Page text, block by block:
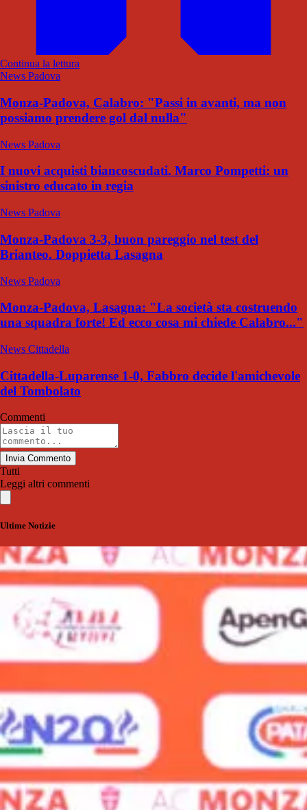
Continua la lettura
News Padova
Monza-Padova, Calabro: "Passi in avanti, ma non
possiamo prendere gol dal nulla"
News Padova
I nuovi acquisti biancoscudati. Marco Pompetti: un
sinistro educato in regia
News Padova
Monza-Padova 3-3, buon pareggio nel test del
Brianteo. Doppietta Lasagna
News Padova
Monza-Padova, Lasagna: "La società sta costruendo
una squadra forte! Ed ecco cosa mi chiede Calabro..."
News Cittadella
Cittadella-Luparense 1-0, Fabbro decide l'amichevole
del Tombolato
Commenti
Invia Commento
Tutti
Leggi altri commenti
Ultime Notizie